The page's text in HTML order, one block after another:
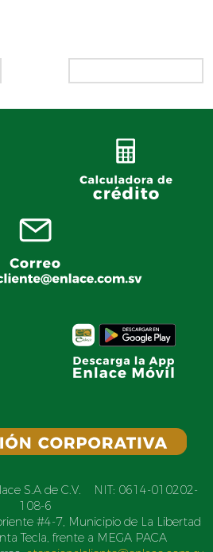
S.A de C.V. NIT: 0614-010202-
108-6
#4-7, Municipio de La Libertad
Tecla, frente a MEGA PACA